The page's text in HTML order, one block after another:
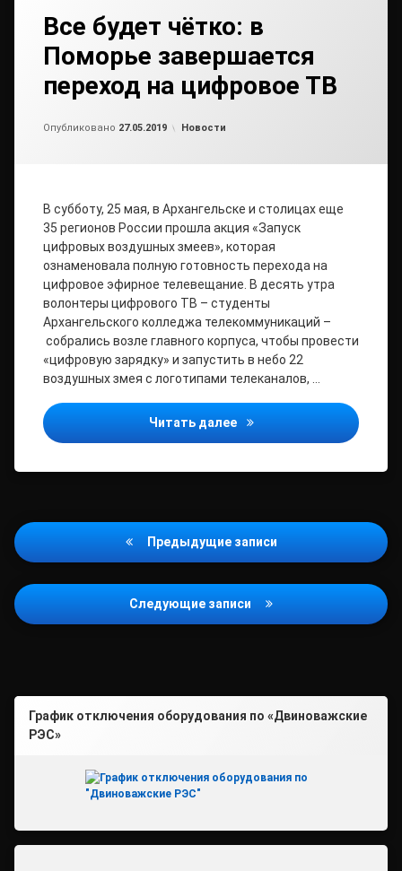
Все будет чётко: в
Поморье завершается
переход на цифровое ТВ
Опубликовано 27.05.2019 Рубрики:
Новости
В субботу, 25 мая, в Архангельске и столицах еще
35 регионов России прошла акция «Запуск
цифровых воздушных змеев», которая
ознаменовала полную готовность перехода на
цифровое эфирное телевещание. В десять утра
волонтеры цифрового ТВ – студенты
Архангельского колледжа телекоммуникаций –
собрались возле главного корпуса, чтобы провести
«цифровую зарядку» и запустить в небо 22
воздушных змея с логотипами телеканалов, …
Читать далее Все будет чётко: в
Навигация
по
записям
Предыдущие записи
Следующие записи
График отключения оборудования по «Двиноважские
РЭС»